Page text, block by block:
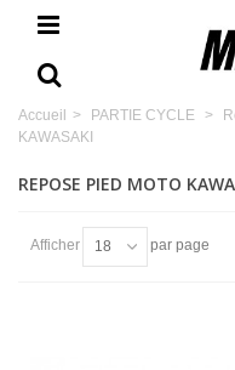
Accueil > PARTIE CYCLE >
KAWASAKI
REPOSE PIED MOTO
Afficher 18 par page